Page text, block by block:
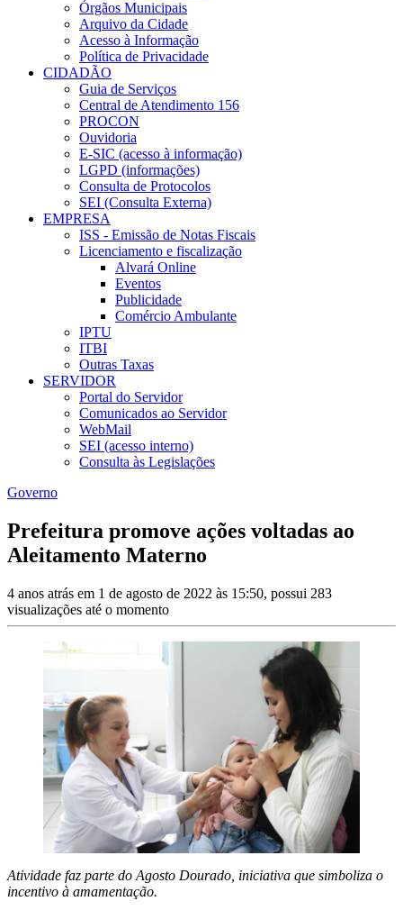
Órgãos Municipais
Arquivo da Cidade
Acesso à Informação
Política de Privacidade
CIDADÃO
Guia de Serviços
Central de Atendimento 156
PROCON
Ouvidoria
E-SIC (acesso à informação)
LGPD (informações)
Consulta de Protocolos
SEI (Consulta Externa)
EMPRESA
ISS - Emissão de Notas Fiscais
Licenciamento e fiscalização
Alvará Online
Eventos
Publicidade
Comércio Ambulante
IPTU
ITBI
Outras Taxas
SERVIDOR
Portal do Servidor
Comunicados ao Servidor
WebMail
SEI (acesso interno)
Consulta às Legislações
Governo
Prefeitura promove ações voltadas ao
Aleitamento Materno
4 anos atrás em 1 de agosto de 2022 às 15:50, possui 283
visualizações até o momento
Atividade faz parte do Agosto Dourado, iniciativa que simboliza o
incentivo à amamentação.